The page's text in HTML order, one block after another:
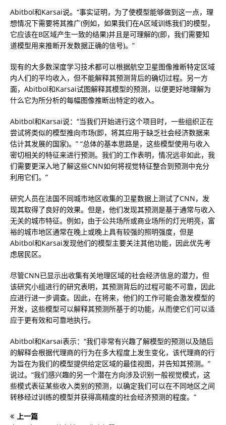
Abitbol和Karsai说。“事实证明，为了使模型能够做到这一点，理
想情况下需要将其推广(例如，如果我们在A区域训练我们的模型，
它应该在B区域产生一致的结果)并且是可理解的(即，我们需要知
道模型用来推断开发数据正确的信号)。”
现有的大多数深度学习技术都可以根据航空卫星图像推断特定区域
内人们的平均收入，但不能解释其预测背后的确切过程。另一方
面，Abitbol和Karsai试图解释其模型的预测，以便更好地理解为
什么它为所分析的每幅图像推断出特定的收入。
Abitbol和Karsai说：“当我们开始进行这个项目时，一些组织正在
尝试将类似的模型推向市场(即，将其应用于缺乏社会经济数据来
估计其发展的国家)。” “总体的基本思路是，这些模型使用与收入
密切相关的特征来进行预测。我们的工作表明，情况远非如此，我
们需要更深入地了解这些CNN如何将视觉特征整合到预测中充分
利用它们。”
研究人员在法国不同城市地区收集的卫星数据上测试了CNN，发
现其取得了良好的效果。但是，他们发现其预测是基于通常与收入
无关的城市特征。例如，由于公共场所或商业场所的灯光明亮，富
裕的城市地区通常在晚上或晚上具有较强的照明强度，但是
Abitbol和Karsai发现他们的模型主要关注其他功能，因此优先考
虑居民区。
尽管CNN已显示出收集有关地理区域的社会经济信息的潜力，但
该研究小组进行的研究表明，其预测背后的过程可能不可靠，因此
应进行进一步调查。因此，在将来，他们的工作可能会激发模型的
开发，这些模型可以解释其预测所基于的功能，从而使它们可以适
应于更有效和可靠地执行。
Abitbol和Karsai表示：“我们非常有兴趣了解模型的预测以及随后
的解释会根据代理商的行为在多大程度上发生变化，该代理商的行
为旨在为我们的模型提供给定区域的最佳视图，并告知其预测。”
说过。“我们感兴趣的另一个潜在方向涉及识别一般视觉模式，这
些模式表征某些收入类别的预测，以确定我们可以在不同地区之间
转移经过训练的模型并获得高精度的社会经济预测的程度。”
上一篇